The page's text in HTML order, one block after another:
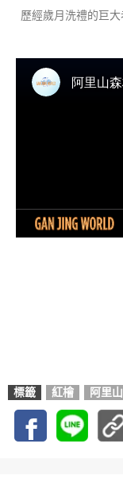
歷經歲月洗禮的巨
標籤 紅檜 阿里